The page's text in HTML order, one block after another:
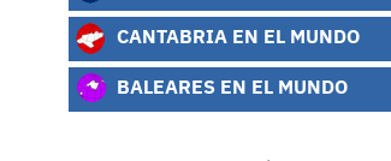
CANTABRIA EN EL MUNDO
BALEARES EN EL MUNDO